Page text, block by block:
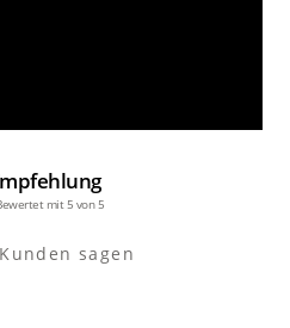
mit 5 von 5
sagen